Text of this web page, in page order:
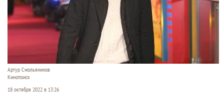
Артур Смольянинов
Кинопоиск
18 октября 2022 в 13:26